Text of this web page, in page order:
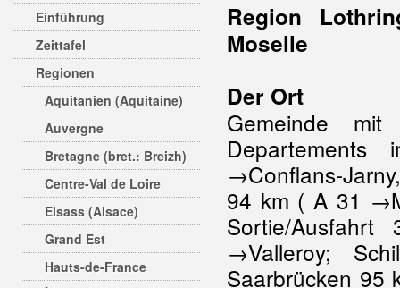
Einführung
Zeittafel
Regionen
Aquitanien (Aquitaine)
Auvergne
Bretagne (bret.: Breizh)
Centre-Val de Loire
Elsass (Alsace)
Grand Est
Hauts-de-France
Region
Moselle
Der Ort
Gemeinde
→Conflans-
94 km ( A 31
Sortie/
→Valleroy;
Saarbrücken 95